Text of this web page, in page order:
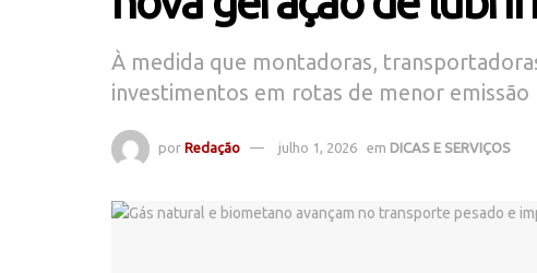
À medida que montadoras,
investimentos em rotas de menor emissão
por Redação julho 1, 2026 em DICAS E SERVIÇOS